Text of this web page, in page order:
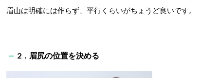
眉山は明確には作らず、平行くらいがちょうど良いです。
2．眉尻の位置を決める